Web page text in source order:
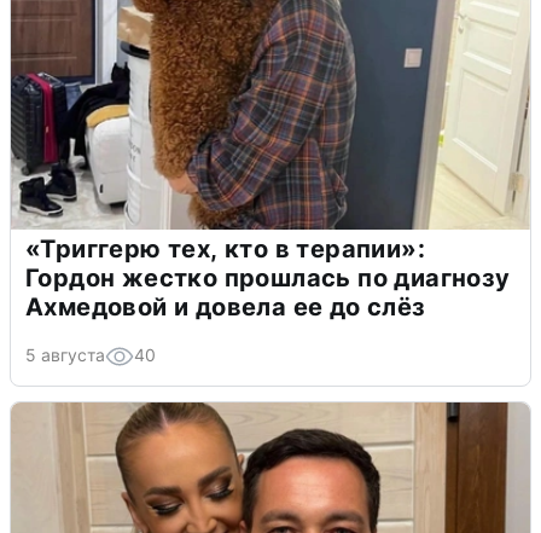
«Триггерю тех, кто в терапии»:
Гордон жестко прошлась по диагнозу
Ахмедовой и довела ее до слёз
5 августа 40